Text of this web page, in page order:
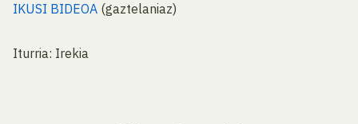
IKUSI BIDEOA (gaztelaniaz)
Iturria: Irekia